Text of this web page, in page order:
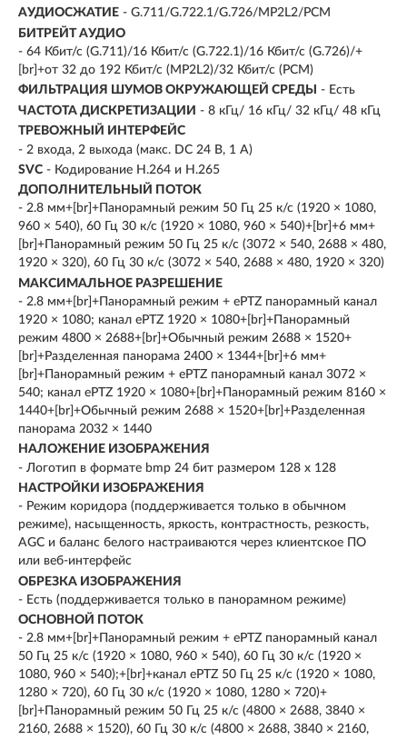
АУДИОСЖАТИЕ - G.711/G.722.1/G.726/MP2L2/PCM
БИТРЕЙТ АУДИО
- 64 Кбит/с (G.711)/16 Кбит/с (G.722.1)/16 Кбит/с (G.726)/+
[br]+от 32 до 192 Кбит/с (MP2L2)/32 Кбит/с (PCM)
ФИЛЬТРАЦИЯ ШУМОВ ОКРУЖАЮЩЕЙ СРЕДЫ
- Есть
ЧАСТОТА ДИСКРЕТИЗАЦИИ - 8 кГц/ 16 кГц/ 32 кГц/ 48 кГц
ТРЕВОЖНЫЙ ИНТЕРФЕЙС
- 2 входа, 2 выхода (макс. DC 24 В, 1 A)
SVC - Кодирование H.264 и H.265
ДОПОЛНИТЕЛЬНЫЙ ПОТОК
- 2.8 мм+[br]+Панорамный режим 50 Гц 25 к/с (1920 × 1080,
960 × 540), 60 Гц 30 к/с (1920 × 1080, 960 × 540)+[br]+6 мм+
[br]+Панорамный режим 50 Гц 25 к/с (3072 × 540, 2688 × 480,
1920 × 320), 60 Гц 30 к/с (3072 × 540, 2688 × 480, 1920 × 320)
МАКСИМАЛЬНОЕ РАЗРЕШЕНИЕ
- 2.8 мм+[br]+Панорамный режим + ePTZ панорамный канал
1920 × 1080; канал ePTZ 1920 × 1080+[br]+Панорамный
режим 4800 × 2688+[br]+Обычный режим 2688 × 1520+
[br]+Разделенная панорама 2400 × 1344+[br]+6 мм+
[br]+Панорамный режим + ePTZ панорамный канал 3072 ×
540; канал ePTZ 1920 × 1080+[br]+Панорамный режим 8160 ×
1440+[br]+Обычный режим 2688 × 1520+[br]+Разделенная
панорама 2032 × 1440
НАЛОЖЕНИЕ ИЗОБРАЖЕНИЯ
- Логотип в формате bmp 24 бит размером 128 х 128
НАСТРОЙКИ ИЗОБРАЖЕНИЯ
- Режим коридора (поддерживается только в обычном
режиме), насыщенность, яркость, контрастность, резкость,
AGC и баланс белого настраиваются через клиентское ПО
или веб-интерфейс
ОБРЕЗКА ИЗОБРАЖЕНИЯ
- Есть (поддерживается только в панорамном режиме)
ОСНОВНОЙ ПОТОК
- 2.8 мм+[br]+Панорамный режим + ePTZ панорамный канал
50 Гц 25 к/с (1920 × 1080, 960 × 540), 60 Гц 30 к/с (1920 ×
1080, 960 × 540);+[br]+канал ePTZ 50 Гц 25 к/с (1920 × 1080,
1280 × 720), 60 Гц 30 к/с (1920 × 1080, 1280 × 720)+
[br]+Панорамный режим 50 Гц 25 к/с (4800 × 2688, 3840 ×
2160, 2688 × 1520), 60 Гц 30 к/с (4800 × 2688, 3840 × 2160,